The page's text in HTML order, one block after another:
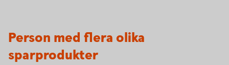
Person med flera olika
sparprodukter